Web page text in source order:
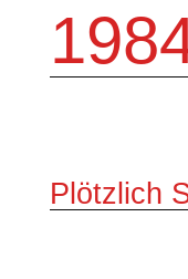
Plötzlich